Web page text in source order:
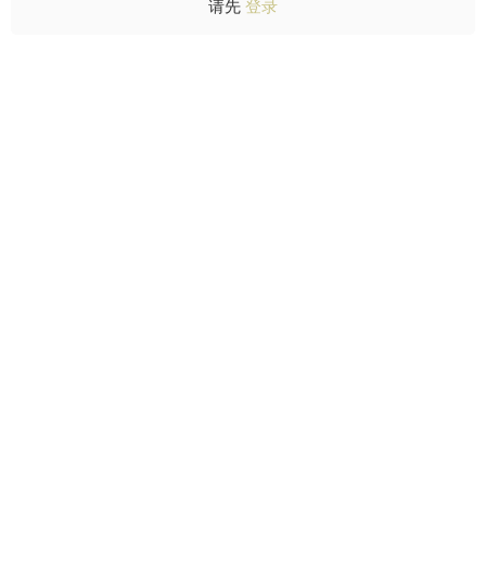
请先 登录